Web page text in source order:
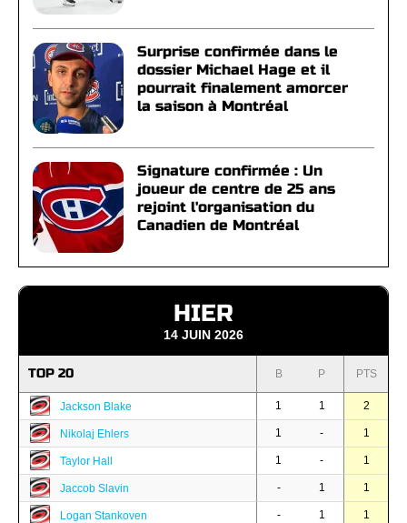
Surprise confirmée dans le
dossier Michael Hage et il
pourrait finalement amorcer
la saison à Montréal
Signature confirmée : Un
joueur de centre de 25 ans
rejoint l'organisation du
Canadien de Montréal
HIER
14 JUIN 2026
TOP 20 B P PTS
Jackson Blake 1 1 2
Nikolaj Ehlers 1 - 1
Taylor Hall 1 - 1
Jaccob Slavin - 1 1
Logan Stankoven - 1 1